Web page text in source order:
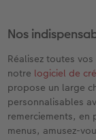
Nos
Réalisez toutes vos
notre logiciel de
propose un large
personnalisables
remerciements, en
menus, amusez-